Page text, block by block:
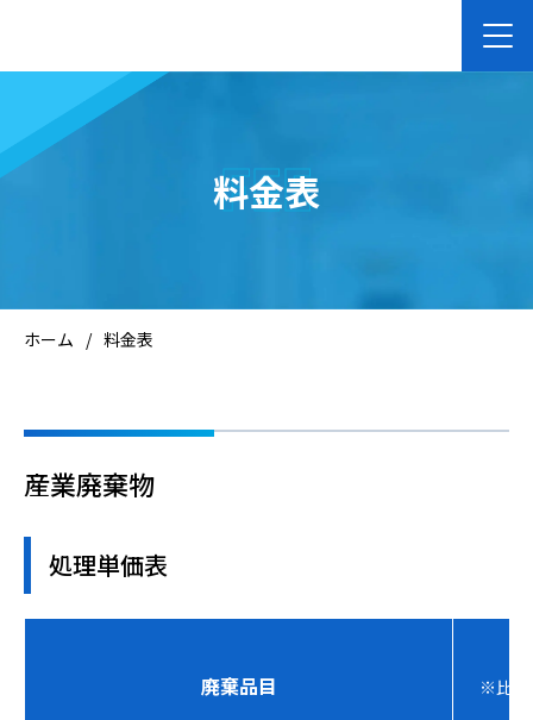
ホーム
お役立ち情報
事例集
FEE
料金表
ホーム / 料金表
産業廃棄物
処理単価表
廃棄品目 ※比重